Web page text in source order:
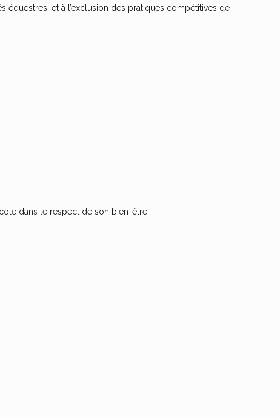
équestres, et à l’exclusion des pratiques compétitives de
dans le respect de son bien-être